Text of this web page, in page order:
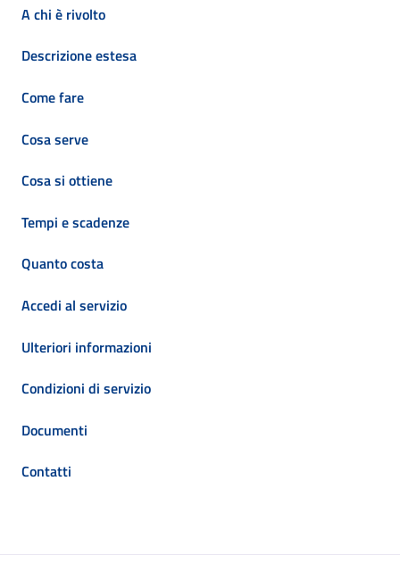
A chi è rivolto
Descrizione estesa
Come fare
Cosa serve
Cosa si ottiene
Tempi e scadenze
Quanto costa
Accedi al servizio
Ulteriori informazioni
Condizioni di servizio
Documenti
Contatti